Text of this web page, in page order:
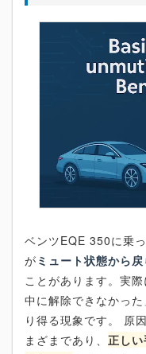
ベンツEQE 350に乗
が ミュート状態から
ことがあります。実
中に解除できなかっ
り得る現象です。 原
まざまであり、 正し